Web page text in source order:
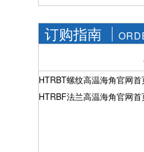
订购指南
HTRBT螺纹高温海角官网
HTRBF法兰高温海角官网